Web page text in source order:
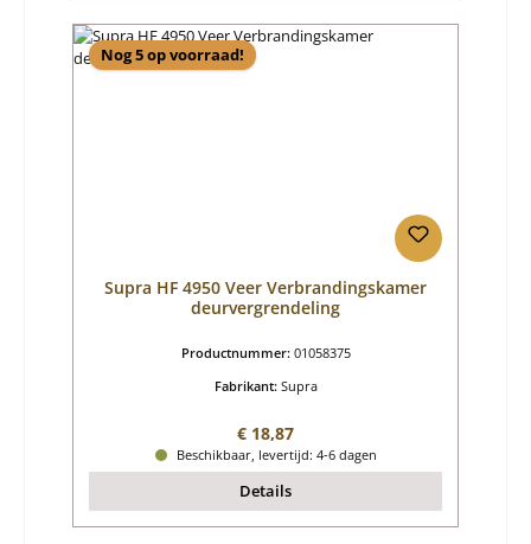
Nog 5 op voorraad!
Supra HF 4950 Veer Verbrandingskamer
deurvergrendeling
Productnummer: 01058375
Fabrikant: Supra
Normale prijs:
€ 18,87
Beschikbaar, levertijd: 4-6 dagen
Details